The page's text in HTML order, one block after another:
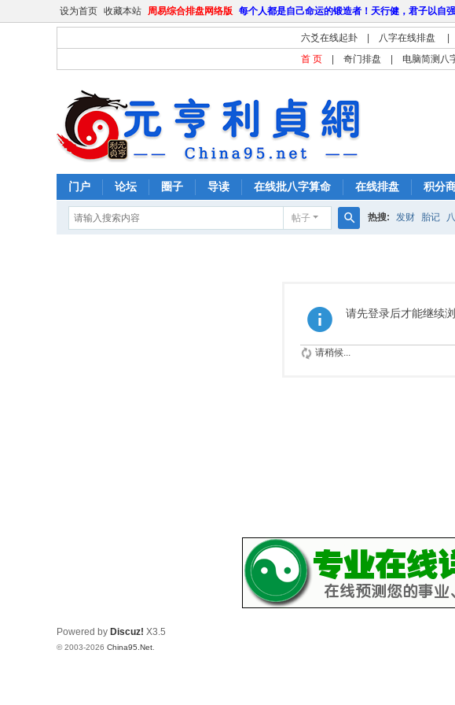
设为首页 收藏本站 周易综合排盘网络版 每个人都是自己命运的锻造者！天行健，君子以自强
六爻在线起卦 八字在线排盘
首 页
奇门排盘 电脑简测八
门户 论坛 圈子 导读 在线批八字算命 在线排盘 积分
帖子 热搜: 发财 胎记
请先登录后才能继续
请稍候...
Powered by Discuz! X3.5
© 2003-2026 China95.Net